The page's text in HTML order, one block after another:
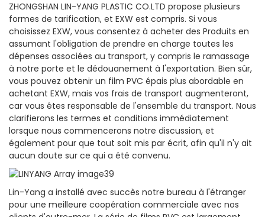
ZHONGSHAN LIN-YANG PLASTIC CO.LTD propose plusieurs
formes de tarification, et EXW est compris. Si vous
choisissez EXW, vous consentez à acheter des Produits en
assumant l'obligation de prendre en charge toutes les
dépenses associées au transport, y compris le ramassage
à notre porte et le dédouanement à l'exportation. Bien sûr,
vous pouvez obtenir un film PVC épais plus abordable en
achetant EXW, mais vos frais de transport augmenteront,
car vous êtes responsable de l'ensemble du transport. Nous
clarifierons les termes et conditions immédiatement
lorsque nous commencerons notre discussion, et
également pour que tout soit mis par écrit, afin qu'il n'y ait
aucun doute sur ce qui a été convenu.
Lin-Yang a installé avec succès notre bureau à l'étranger
pour une meilleure coopération commerciale avec nos